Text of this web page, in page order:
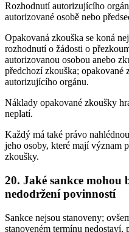
Rozhodnutí autorizujícího
autorizované osobě nebo
Opakovaná zkouška se koná
rozhodnutí o žádosti o
autorizovanou osobou anebo
předchozí zkouška; opakované
autorizujícího orgánu.
Náklady opakované zkoušky
neplatí.
Každý má také právo
jeho osoby, které mají význam
zkoušky.
20. Jaké sankce
nedodržení povinností
Sankce nejsou stanoveny;
stanoveném termínu nedostaví,